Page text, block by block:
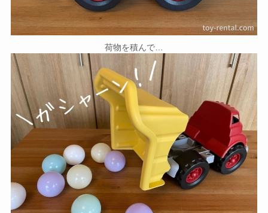
荷物を積んで…